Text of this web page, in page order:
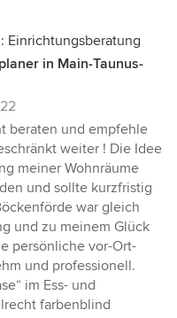
Einrichtungsberatung
in Main-Taunus-
beraten und empfehle
weiter ! Die Idee
meiner Wohnräume
und sollte kurzfristig
war gleich
und zu meinem Glück
persönliche vor-Ort-
und professionell.
im Ess- und
farbenblind